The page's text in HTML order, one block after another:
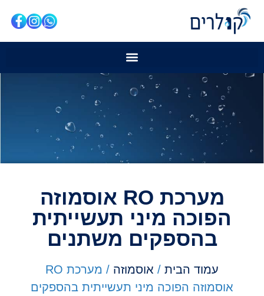
מערכת RO אוסמוזה
הפוכה מיני תעשייתית
בהספקים משתנים
עמוד הבית / אוסמוזה
/ מערכת RO
אוסמוזה הפוכה מיני תעשייתית בהספקים